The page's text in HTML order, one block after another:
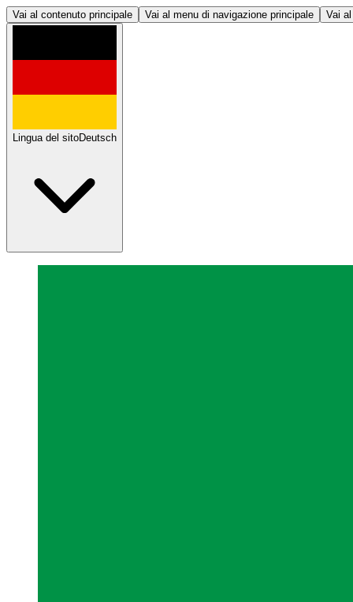
Vai al contenuto principale Vai al menu di navigazione principale Vai
Lingua del sitoDeutsch